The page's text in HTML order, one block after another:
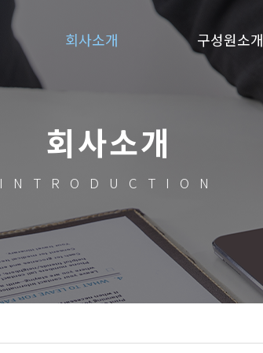
회사소개 구성원소개
회사소개
INTRODUCTION